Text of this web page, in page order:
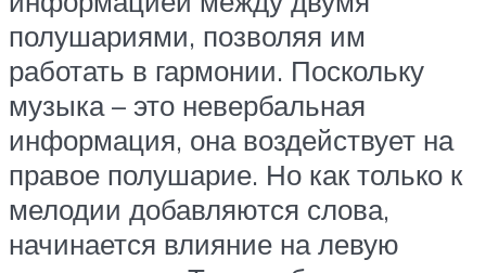
полушариями, позволяя им
работать в гармонии. Поскольку
музыка – это невербальная
информация, она воздействует на
правое полушарие. Но как только к
мелодии добавляются слова,
начинается влияние на левую